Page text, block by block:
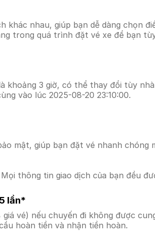
nhau, giúp bạn dễ dàng chọn
trong quá trình đặt vé xe để bạn
khoảng 3 giờ, có thể thay đổi tùy
vào lúc 2025-08-20 23:10:00.
mật, giúp bạn đặt vé nhanh
thông tin giao dịch của bạn đều
lần*
vé) nếu chuyến đi không được
hoàn tiền và nhận tiền hoàn.